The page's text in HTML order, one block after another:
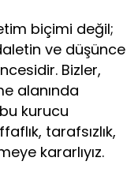
biçimi değil;
ve düşünce
Bizler,
alanında
kurucu
tarafsızlık,
kararlıyız.